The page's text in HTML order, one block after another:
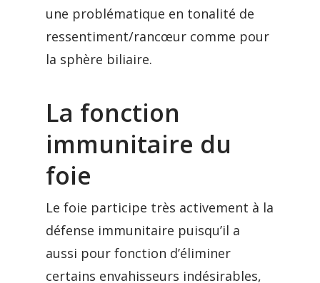
une problématique en tonalité de
ressentiment/rancœur comme pour
la sphère biliaire.
La fonction
immunitaire du
foie
Le foie participe très activement à la
défense immunitaire puisqu’il a
aussi pour fonction d’éliminer
certains envahisseurs indésirables,